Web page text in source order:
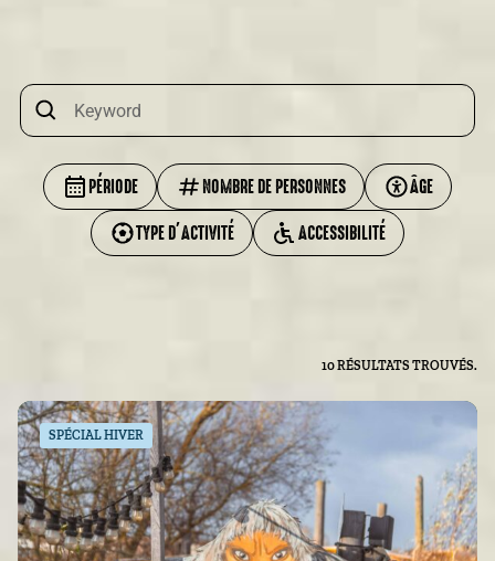
PÉRIODE NOMBRE DE PERSONNES
ÂGE
TYPE D’ACTIVITÉ
ACCESSIBILITÉ
10 RÉSULTATS TROUVÉS.
SPÉCIAL HIVER